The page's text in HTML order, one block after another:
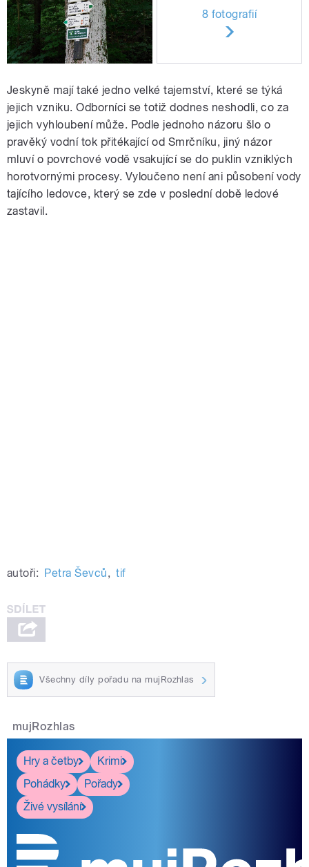
8 fotografií
Jeskyně mají také jedno velké tajemství, které se týká
jejich vzniku. Odborníci se totiž dodnes neshodli, co za
jejich vyhloubení může. Podle jednoho názoru šlo o
pravěký vodní tok přitékající od Smrčníku, jiný názor
mluví o povrchové vodě vsakující se do puklin vzniklých
horotvornými procesy. Vyloučeno není ani působení vody
tajícího ledovce, který se zde v poslední době ledové
zastavil.
autoři: Petra Ševců, tif
Všechny díly pořadu na mujRozhlas
mujRozhlas
Hry a četby
Krimi
Pohádky
Pořady
Živé vysílání